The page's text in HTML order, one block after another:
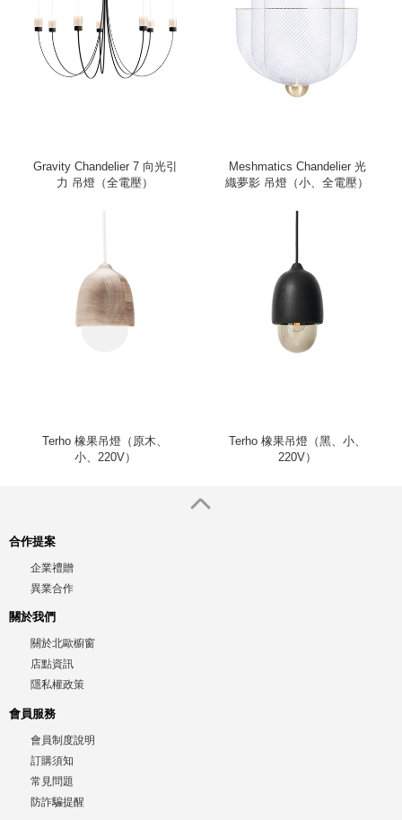
Gravity Chandelier 7 向光引
力 吊燈（全電壓）
Meshmatics Chandelier 光
織夢影 吊燈（小、全電壓）
Terho 橡果吊燈（原木、
小、220V）
Terho 橡果吊燈（黑、小、
220V）
合作提案
企業禮贈
異業合作
關於我們
關於北歐櫥窗
店點資訊
隱私權政策
會員服務
會員制度說明
訂購須知
常見問題
防詐騙提醒